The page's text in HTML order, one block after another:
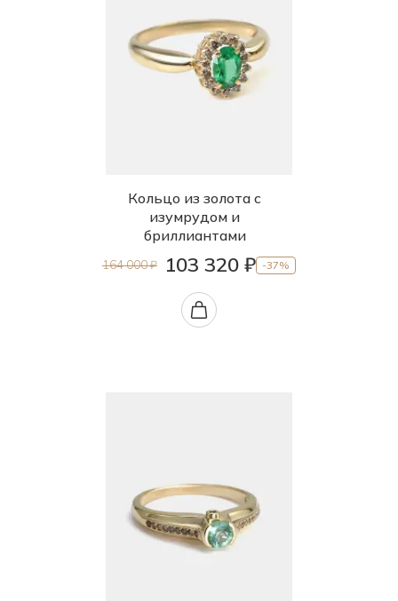
Кольцо из золота с
изумрудом и
бриллиантами
164 000 ₽ 103 320 ₽ -37%